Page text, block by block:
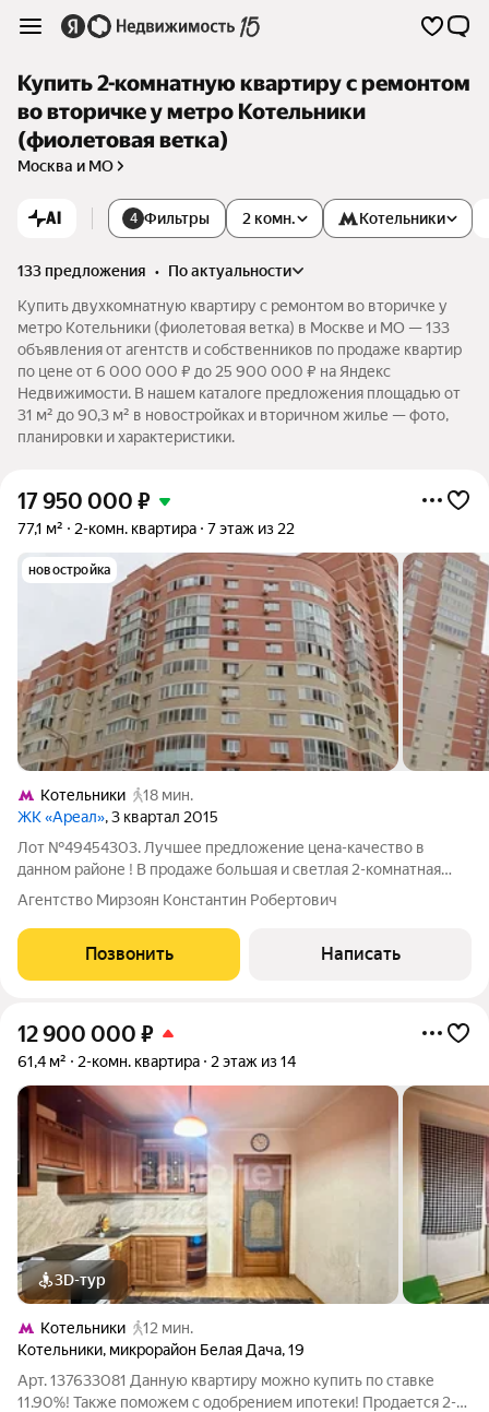
Купить 2-комнатную квартиру с ремонтом
во вторичке у метро Котельники
(фиолетовая ветка)
Москва и МО
AI 4 Фильтры 2 комн. Котельники
133 предложения •
по актуальности
Купить двухкомнатную квартиру с ремонтом во вторичке у
метро Котельники (фиолетовая ветка) в Москве и МО — 133
объявления от агентств и собственников по продаже квартир
по цене от 6 000 000 ₽ до 25 900 000 ₽ на Яндекс
Недвижимости. В нашем каталоге предложения площадью от
31 м² до 90,3 м² в новостройках и вторичном жилье — фото,
планировки и характеристики.
17 950 000 ₽
77,1 м² 2-комн. квартира 7 этаж из 22
новостройка
Котельники
18 мин.
ЖК «Ареал», 3 квартал 2015
Лот №49454303. Лучшее предложение цена-качество в
данном районе ! В продаже большая и светлая 2-комнатная
квартира . Один взрослый собственник .Полная стоимость в
Люберцы, ул. Кирова, д.
Агентство Мирзоян Константин Робертович
Позвонить Написать
12 900 000 ₽
61,4 м² 2-комн. квартира 2 этаж из 14
3D-тур
Котельники
12 мин.
Котельники, микрорайон Белая Дача,19
Арт. 137633081 Данную квартиру можно купить по ставке
11.90%! Также поможем с одобрением ипотеки! Продается 2-х